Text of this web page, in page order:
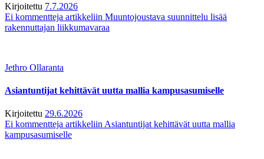
Kirjoitettu 7.7.2026
Ei kommentteja artikkeliin Muuntojoustava suunnittelu lisää
rakennuttajan liikkumavaraa
Jethro Ollaranta
Asiantuntijat kehittävät uutta mallia kampusasumiselle
Kirjoitettu 29.6.2026
Ei kommentteja artikkeliin Asiantuntijat kehittävät uutta mallia
kampusasumiselle